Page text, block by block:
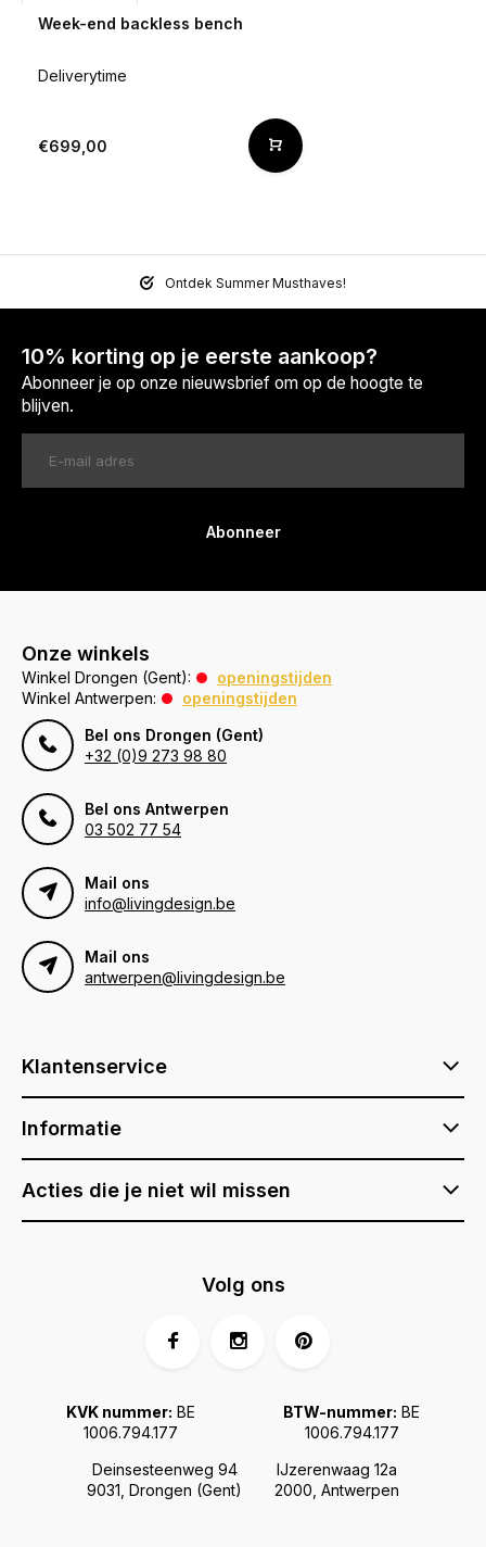
Week-end backless bench
Deliverytime
€699,00
Ontdek Summer Musthaves!
10% korting op je eerste aankoop?
Abonneer je op onze nieuwsbrief om op de hoogte te
blijven.
Abonneer
Onze winkels
Winkel Drongen (Gent):
openingstijden
Winkel Antwerpen:
openingstijden
Bel ons Drongen (Gent)
+32 (0)9 273 98 80
Bel ons Antwerpen
03 502 77 54
Mail ons
info@livingdesign.be
Mail ons
antwerpen@livingdesign.be
Klantenservice
Informatie
Acties die je niet wil missen
Deinsesteenweg 94
9031, Drongen (Gent)
IJzerenwaag 12a
2000, Antwerpen
KVK nummer: BE
1006.794.177
BTW-nummer: BE
1006.794.177
Volg ons